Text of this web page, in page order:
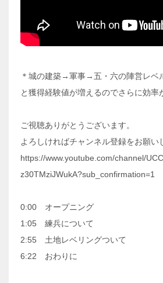
＊城の建築→軍事→五・六の陣営レベ
と獲得経験値が増えるのでさらに効率
ご視聴ありがとうございます。
よろしければチャンネル登録をお願い
https://www.youtube.com/channel/
z30TMziJWukA?sub_confirmation=1
0:00 オープニング
1:05 練兵について
2:55 土地レベリングついて
6:22 おわりに